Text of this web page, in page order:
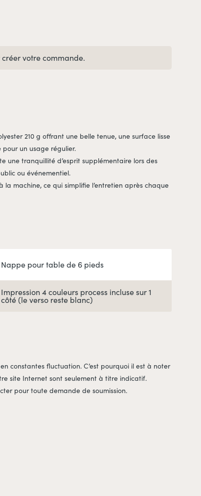
créer votre commande.
210 g offrant une belle tenue, une surface lisse
un usage régulier.
une tranquillité d’esprit supplémentaire lors des
ou événementiel.
la machine, ce qui simplifie l’entretien après chaque
Nappe pour table de 6 pieds
Impression 4 couleurs process incluse sur 1
côté (le verso reste blanc)
constantes fluctuation. C’est pourquoi il est à noter
site Internet sont seulement à titre indicatif.
pour toute demande de soumission.